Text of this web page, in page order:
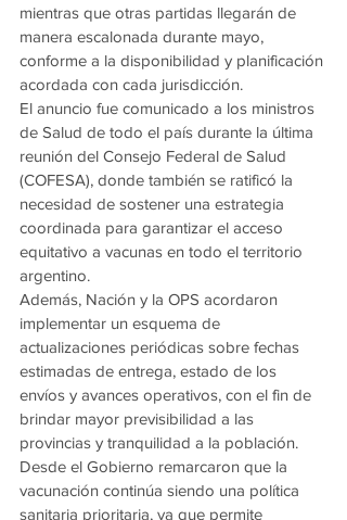
mientras que otras partidas llegarán de
manera escalonada durante mayo,
conforme a la disponibilidad y planificación
acordada con cada jurisdicción.
El anuncio fue comunicado a los ministros
de Salud de todo el país durante la última
reunión del Consejo Federal de Salud
(COFESA), donde también se ratificó la
necesidad de sostener una estrategia
coordinada para garantizar el acceso
equitativo a vacunas en todo el territorio
argentino.
Además, Nación y la OPS acordaron
implementar un esquema de
actualizaciones periódicas sobre fechas
estimadas de entrega, estado de los
envíos y avances operativos, con el fin de
brindar mayor previsibilidad a las
provincias y tranquilidad a la población.
Desde el Gobierno remarcaron que la
vacunación continúa siendo una política
sanitaria prioritaria, ya que permite